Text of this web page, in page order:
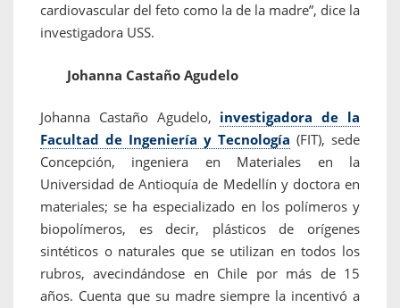
cardiovascular del feto como la de la madre”, dice la
investigadora USS.
Johanna Castaño Agudelo
Johanna Castaño Agudelo, investigadora de la
Facultad de Ingeniería y Tecnología (FIT), sede
Concepción, ingeniera en Materiales en la
Universidad de Antioquía de Medellín y doctora en
materiales; se ha especializado en los polímeros y
biopolímeros, es decir, plásticos de orígenes
sintéticos o naturales que se utilizan en todos los
rubros, avecindándose en Chile por más de 15
años. Cuenta que su madre siempre la incentivó a